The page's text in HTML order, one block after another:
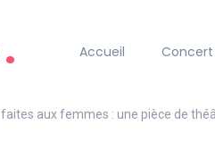
. Accueil Concert
aux femmes : une pièce de